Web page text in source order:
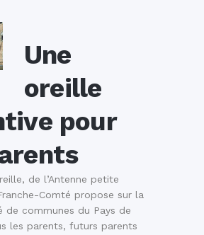
Une
oreille
pour
de l’Antenne petite
Comté propose sur la
de communes du Pays de
les parents, futurs parents